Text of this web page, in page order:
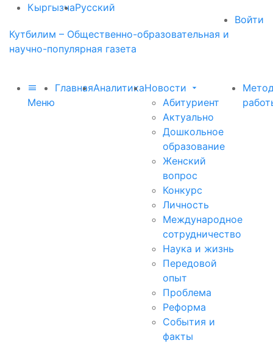
КыргызчаРусский
Войти
Кутбилим – Общественно-образовательная и
научно-популярная газета
Меню
ГлавнаяАналитикаНовости
Абитуриент
Актуально
Дошкольное
образование
Женский
вопрос
Конкурс
Личность
Международное
сотрудничество
Наука и жизнь
Передовой
опыт
Проблема
Реформа
События и
факты